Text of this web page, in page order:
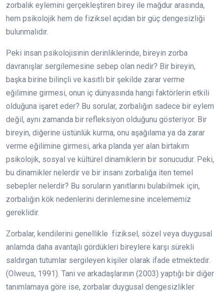
zorbalık eylemini gerçekleştiren birey ile mağdur arasında,
hem psikolojik hem de fiziksel açıdan bir güç dengesizliği
bulunmalıdır.
Peki insan psikolojisinin derinliklerinde, bireyin zorba
davranışlar sergilemesine sebep olan nedir? Bir bireyin,
başka birine bilinçli ve kasıtlı bir şekilde zarar verme
eğilimine girmesi, onun iç dünyasında hangi faktörlerin etkili
olduğuna işaret eder? Bu sorular, zorbalığın sadece bir eylem
değil, aynı zamanda bir refleksiyon olduğunu gösteriyor. Bir
bireyin, diğerine üstünlük kurma, onu aşağılama ya da zarar
verme eğilimine girmesi, arka planda yer alan birtakım
psikolojik, sosyal ve kültürel dinamiklerin bir sonucudur. Peki,
bu dinamikler nelerdir ve bir insanı zorbalığa iten temel
sebepler nelerdir? Bu soruların yanıtlarını bulabilmek için,
zorbalığın kök nedenlerini derinlemesine incelememiz
gereklidir.
Zorbalar, kendilerini genellikle fiziksel, sözel veya duygusal
anlamda daha avantajlı gördükleri bireylere karşı sürekli
saldırgan tutumlar sergileyen kişiler olarak ifade etmektedir.
(Olweus, 1991). Tani ve arkadaşlarının (2003) yaptığı bir diğer
tanımlamaya göre ise, zorbalar duygusal dengesizlikler